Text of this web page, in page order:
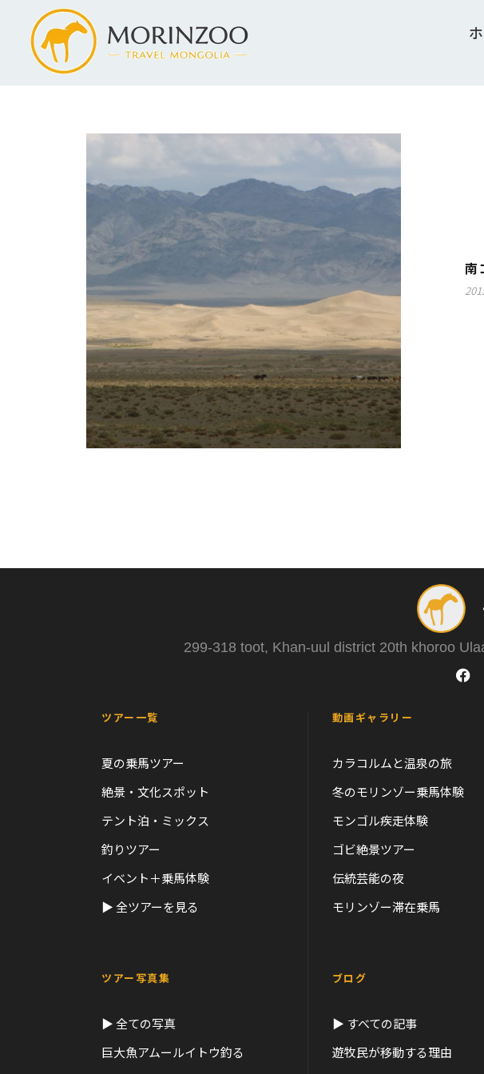
南
299-318 toot, Khan-uul district 20th khoroo
ツアー一覧
夏の乗馬ツアー
絶景・文化スポット
テント泊・ミックス
釣りツアー
イベント＋乗馬体験
▶ 全ツアーを見る
ツアー写真集
▶ 全ての写真
巨大魚アムールイトウ釣る
動画ギャラリー
カラコルムと温泉の旅
冬のモリンゾー乗馬体験
モンゴル疾走体験
ゴビ絶景ツアー
伝統芸能の夜
モリンゾー滞在乗馬
ブログ
▶ すべての記事
遊牧民が移動する理由